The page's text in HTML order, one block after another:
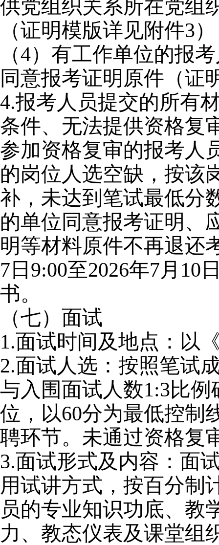
供党组织关系所在党组
（证明模版详见附件3
（4）有工作单位的报
同意报考证明原件（证
4.报考人员提交的所有
条件、无法提供资格复
参加资格复审的报考人
的岗位人选空缺，按该
补，未达到笔试最低分
的单位同意报考证明、
明等材料原件不再退还
7日9:00至2026年7月10
书。
（七）面试
1.面试时间及地点：以
2.面试人选：按照笔试
与入围面试人数1:3比
位，以60分为最低控制
聘环节。未通过资格复
3.面试形式及内容：面
用试讲方式，按百分制
员的专业知识功底、教
力、教态仪表及课堂组